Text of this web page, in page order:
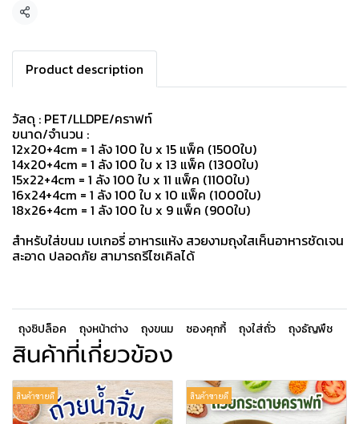
แชร์
Product description
วัสดุ : PET/LLDPE/คราฟท์
ขนาด/จำนวน :
12x20+4cm = 1 ลัง 100 ใบ x 15 แพ็ค (1500ใบ)
14x20+4cm = 1 ลัง 100 ใบ x 13 แพ็ค (1300ใบ)
15x22+4cm = 1 ลัง 100 ใบ x 11 แพ็ค (1100ใบ)
16x24+4cm = 1 ลัง 100 ใบ x 10 แพ็ค (1000ใบ)
18x26+4cm = 1 ลัง 100 ใบ x 9 แพ็ค (900ใบ)
สำหรับใส่ขนม เบเกอรี่ อาหารแห้ง สวยงามถุงใสเห็นอาหารชัดเจน
สะอาด ปลอดภัย สามารถรีไซเคิลได้
ถุงซิปล็อค ถุงหน้าต่าง ถุงขนม ซองคุกกี้ ถุงใส่ถั่ว ถุงธัญพืช
สินค้าที่เกี่ยวข้อง
สินค้าขายดี สินค้าขายดี